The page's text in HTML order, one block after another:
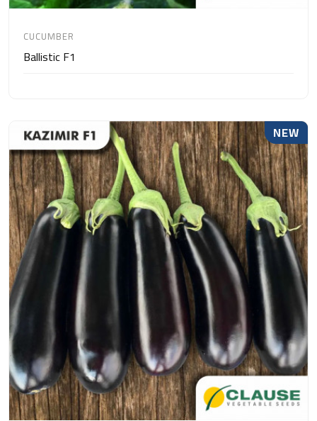
CUCUMBER
Ballistic F1
NEW